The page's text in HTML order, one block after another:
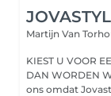
Martijn Van
KIEST U VOOR
DAN WORDEN
ons omdat